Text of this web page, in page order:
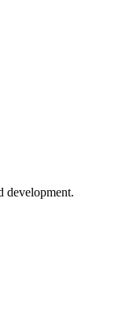
development.